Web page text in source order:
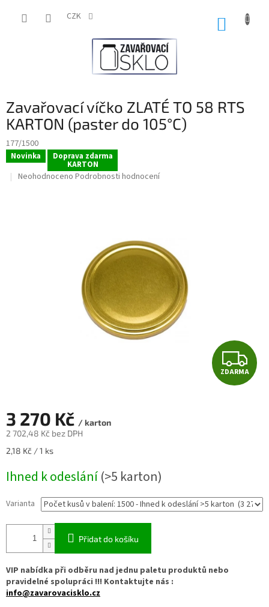
CZK
Zavařovací víčko ZLATÉ TO 58 RTS
KARTON (paster do 105°C)
177/1500
Novinka Doprava zdarma
KARTON
Průměrné
Neohodnoceno Podrobnosti hodnocení
Z
D
ZDARMA
3 270 Kč / karton
2 702,48 Kč bez DPH
Měrná
2,18 Kč / 1 ks
Ihned k odeslání(>5 karton)
Varianta
Přidat do košíku
VIP nabídka při odběru nad jednu paletu produktů nebo
pravidelné spolupráci !!! Kontaktujte nás :
info@zavarovacisklo.cz